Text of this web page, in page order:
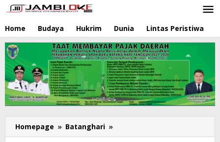
Lewati
ke
konten
Home Budaya Hukrim Dunia Lintas Peristiwa
Homepage » Batanghari »
Bakhtiar